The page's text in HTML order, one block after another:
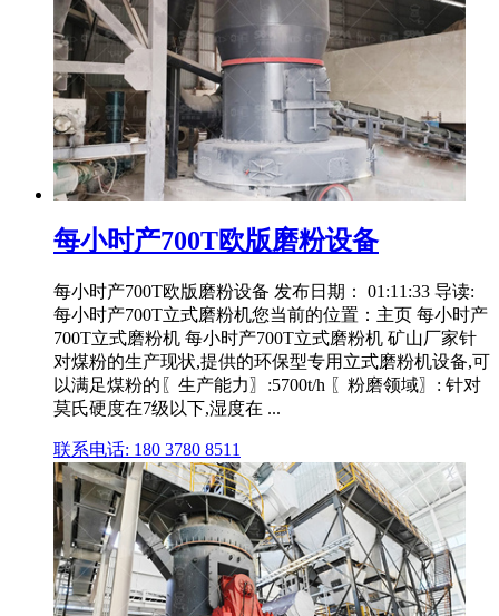
每小时产700T欧版磨粉设备
每小时产700T欧版磨粉设备 发布日期： 01:11:33 导读:
每小时产700T立式磨粉机您当前的位置：主页 每小时产
700T立式磨粉机 每小时产700T立式磨粉机 矿山厂家针
对煤粉的生产现状,提供的环保型专用立式磨粉机设备,可
以满足煤粉的〖生产能力〗:5700t/h 〖粉磨领域〗: 针对
莫氏硬度在7级以下,湿度在 ...
联系电话: 180 3780 8511